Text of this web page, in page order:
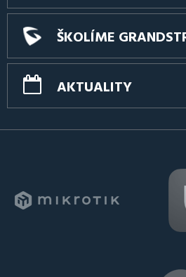
ŠKOLÍME
AKTUALITY